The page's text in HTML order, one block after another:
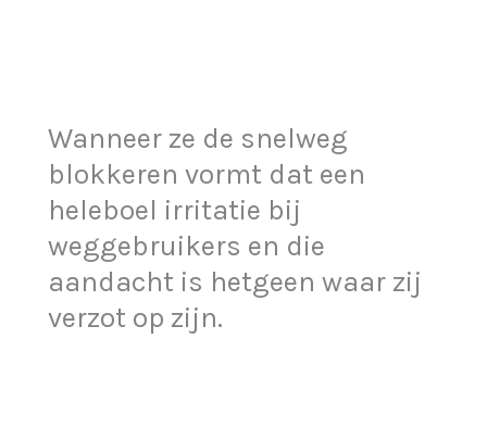
Wanneer ze de snelweg
blokkeren vormt dat een
heleboel irritatie bij
weggebruikers en die
aandacht is hetgeen waar zij
verzot op zijn.